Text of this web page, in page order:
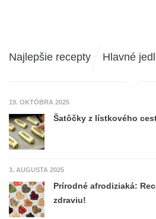
Najlepšie recepty Hlavné
19. OKTÓBRA 2025
Šatôčky z lístkového
3. AUGUSTA 2025
Prírodné afrodiziaká:
zdraviu!